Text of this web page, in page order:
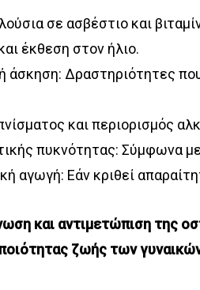
σε ασβέστιο και
έκθεση στον ήλιο.
άσκηση: Δραστηριότητες
και περιορισμός
πυκνότητας: Σύμφωνα
αγωγή: Εάν κριθεί
και αντιμετώπιση της
ζωής των